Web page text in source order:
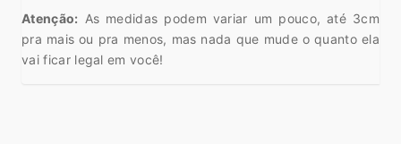
Atenção: As medidas podem variar um pouco, até 3cm
pra mais ou pra menos, mas nada que mude o quanto ela
vai ficar legal em você!